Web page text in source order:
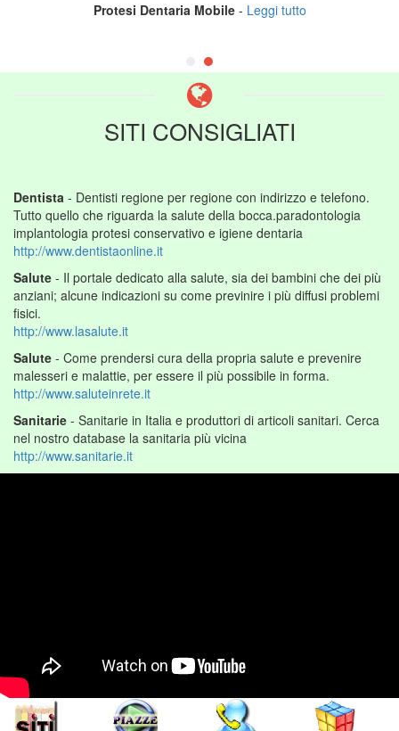
Protesi Dentaria Mobile- Leggi tutto
SITI CONSIGLIATI
Dentista - Dentisti regione per regione con indirizzo e telefono.
Tutto quello che riguarda la salute della bocca.paradontologia
implantologia protesi conservativo e igiene dentaria
http://www.dentistaonline.it
Salute - Il portale dedicato alla salute, sia dei bambini che dei più
anziani; alcune indicazioni su come previnire i più diffusi problemi
fisici.
http://www.lasalute.it
Salute - Come prendersi cura della propria salute e prevenire
malesseri e malattie, per essere il più possibile in forma.
http://www.saluteinrete.it
Sanitarie - Sanitarie in Italia e produttori di articoli sanitari. Cerca
nel nostro database la sanitaria più vicina
http://www.sanitarie.it